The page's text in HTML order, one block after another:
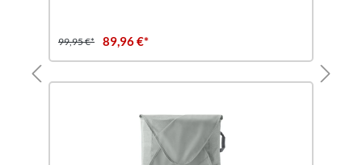
99,95 €* 89,96 €*